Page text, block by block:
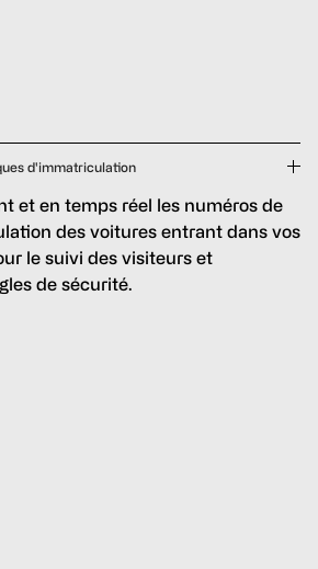
d'immatriculation
et en temps réel les numéros de
des voitures entrant dans vos
le suivi des visiteurs et
de sécurité.